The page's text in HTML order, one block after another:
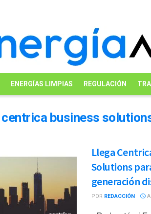
ENERGÍAS LIMPIAS REGULACIÓN
centrica business
Llega
Solutions
generación
POR REDACCIÓN